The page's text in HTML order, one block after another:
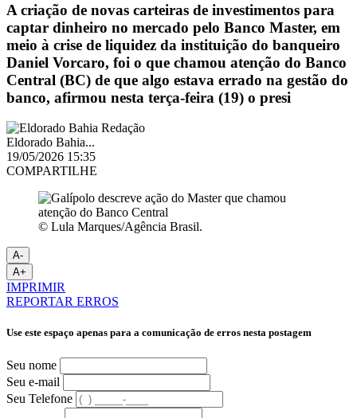
A criação de novas carteiras de investimentos para
captar dinheiro no mercado pelo Banco Master, em
meio à crise de liquidez da instituição do banqueiro
Daniel Vorcaro, foi o que chamou atenção do Banco
Central (BC) de que algo estava errado na gestão do
banco, afirmou nesta terça-feira (19) o presi
Eldorado Bahia...
19/05/2026 15:35
COMPARTILHE
© Lula Marques/Agência Brasil.
A-
A+
IMPRIMIR
REPORTAR ERROS
Use este espaço apenas para a comunicação de erros nesta postagem
Seu nome
Seu e-mail
Seu Telefone